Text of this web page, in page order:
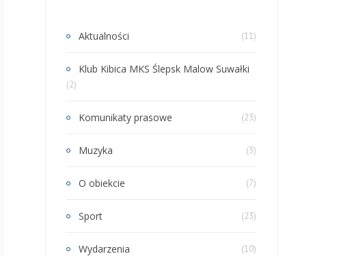
Aktualności (11)
Klub Kibica MKS Ślepsk Malow Suwałki
(2)
Komunikaty prasowe (23)
Muzyka (3)
O obiekcie (7)
Sport (23)
Wydarzenia (10)